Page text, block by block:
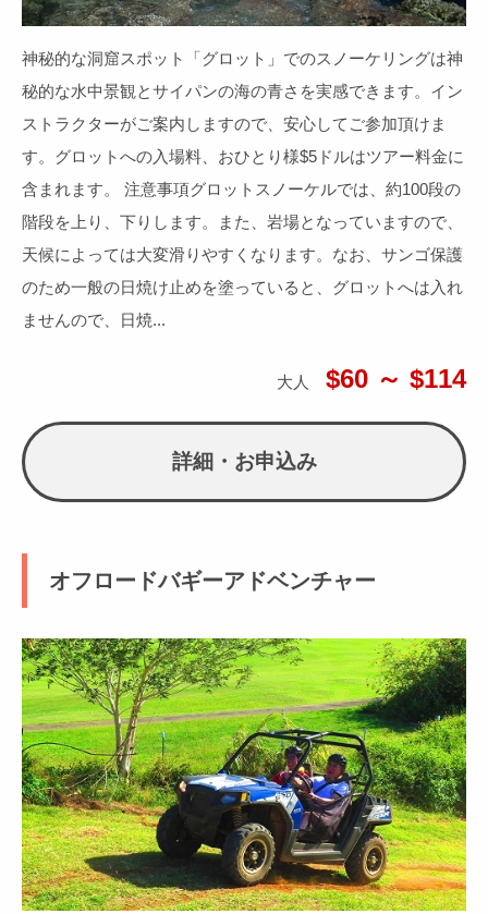
神秘的な洞窟スポット「グロット」でのスノーケリングは神
秘的な水中景観とサイパンの海の青さを実感できます。イン
ストラクターがご案内しますので、安心してご参加頂けま
す。グロットへの入場料、おひとり様$5ドルはツアー料金に
含まれます。 注意事項グロットスノーケルでは、約100段の
階段を上り、下りします。また、岩場となっていますので、
天候によっては大変滑りやすくなります。なお、サンゴ保護
のため一般の日焼け止めを塗っていると、グロットへは入れ
ませんので、日焼...
大人 $60 ～ $114
詳細・お申込み
オフロードバギーアドベンチャー